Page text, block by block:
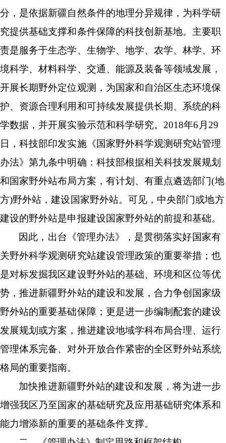
分，是依据新疆自然条件的地理分异规律，为科学研
究提供基础支撑和条件保障的科技创新基地。主要职
责是服务于生态学、生物学、地学、农学、林学、环
境科学、材料科学、交通、能源及装备等领域发展，
开展长期野外定位观测，为国家和自治区生态环境保
护、资源合理利用和可持续发展提供长期、系统的科
学数据，并开展实验示范和科学研究。 2018年6月29
日，科技部印发实施《国家野外科学观测研究站管理
办法》第九条中明确：科技部根据相关科技发展规划
和国家野外站布局方案，有计划、有重点遴选部门(地
方)野外站，建设国家野外站。可见，中央部门或地方
建设的野外站是申报建设国家野外站的前提和基础。
因此，出台《管理办法》，是贯彻落实好国家有
关野外科学观测研究站建设管理政策的重要举措；也
是对标发掘我区建设野外站的基础、环境和区位等优
势，推进新疆野外站的建设和发展，合力争创国家级
野外站的重要基础保障；更是进一步编制配套的建设
发展规划或方案，推进建设地域学科布局合理、运行
管理体系完备、对外开放合作紧密的全区野外站系统
格局的重要指南。
加快推进新疆野外站的建设和发展，将为进一步
增强我区乃至国家的基础研究及应用基础研究体系和
能力增添新的重要的基础条件支撑。